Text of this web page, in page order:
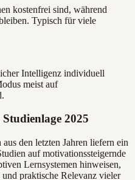
kostenfrei sind, während
Typisch für viele
Intelligenz individuell
meist auf
2025
den letzten Jahren liefern ein
auf motivationssteigernde
Lernsystemen hinweisen,
praktische Relevanz vieler